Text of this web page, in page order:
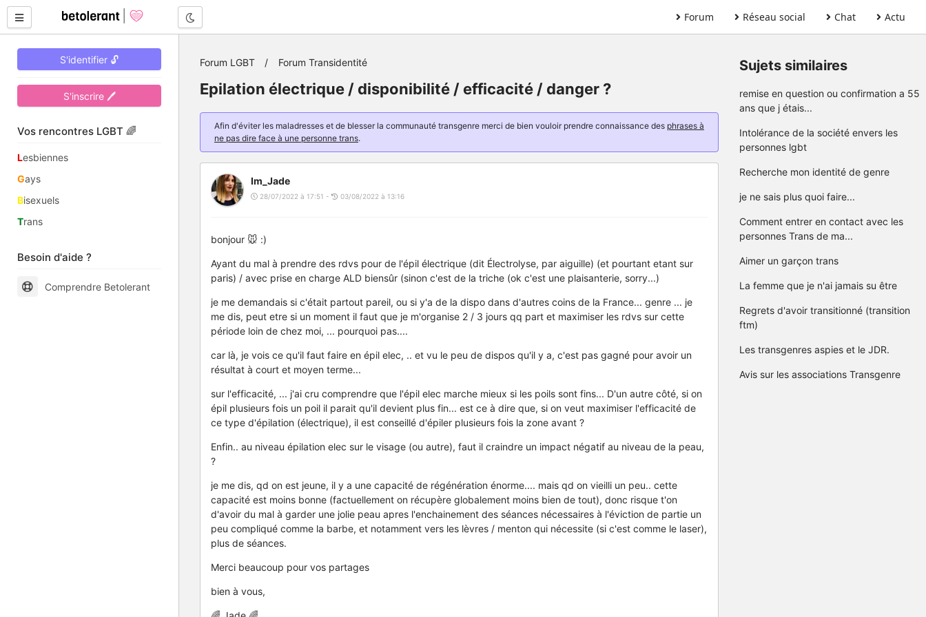
Forum Réseau social Chat Actu
S'identifier 🔓
S'inscrire 🖊
Vos rencontres LGBT 🌈
Lesbiennes
Gays
Bisexuels
Trans
Besoin d'aide ?
Comprendre Betolerant
Forum LGBT Forum Transidentité
Epilation électrique / disponibilité / efficacité / danger ?
Afin d'éviter les maladresses et de blesser la communauté transgenre merci de bien vouloir prendre connaissance des phrases à
ne pas dire face à une personne trans.
Im_Jade
28/07/2022 à 17:51 - 03/08/2022 à 13:16
bonjour 🐭 :)
Ayant du mal à prendre des rdvs pour de l'épil électrique (dit Électrolyse, par aiguille) (et pourtant etant sur
paris) / avec prise en charge ALD biensûr (sinon c'est de la triche (ok c'est une plaisanterie, sorry...)
je me demandais si c'était partout pareil, ou si y'a de la dispo dans d'autres coins de la France... genre ... je
me dis, peut etre si un moment il faut que je m'organise 2 / 3 jours qq part et maximiser les rdvs sur cette
période loin de chez moi, ... pourquoi pas....
car là, je vois ce qu'il faut faire en épil elec, .. et vu le peu de dispos qu'il y a, c'est pas gagné pour avoir un
résultat à court et moyen terme...
sur l'efficacité, ... j'ai cru comprendre que l'épil elec marche mieux si les poils sont fins... D'un autre côté, si on
épil plusieurs fois un poil il parait qu'il devient plus fin... est ce à dire que, si on veut maximiser l'efficacité de
ce type d'épilation (électrique), il est conseillé d'épiler plusieurs fois la zone avant ?
Enfin.. au niveau épilation elec sur le visage (ou autre), faut il craindre un impact négatif au niveau de la peau,
?
je me dis, qd on est jeune, il y a une capacité de régénération énorme.... mais qd on vieilli un peu.. cette
capacité est moins bonne (factuellement on récupère globalement moins bien de tout), donc risque t'on
d'avoir du mal à garder une jolie peau apres l'enchainement des séances nécessaires à l'éviction de partie un
peu compliqué comme la barbe, et notamment vers les lèvres / menton qui nécessite (si c'est comme le laser),
plus de séances.
Merci beaucoup pour vos partages
bien à vous,
Sujets similaires
remise en question ou confirmation a 55
ans que j étais...
Intolérance de la société envers les
personnes lgbt
Recherche mon identité de genre
je ne sais plus quoi faire...
Comment entrer en contact avec les
personnes Trans de ma...
Aimer un garçon trans
La femme que je n'ai jamais su être
Regrets d'avoir transitionné (transition
ftm)
Les transgenres aspies et le JDR.
Avis sur les associations Transgenre